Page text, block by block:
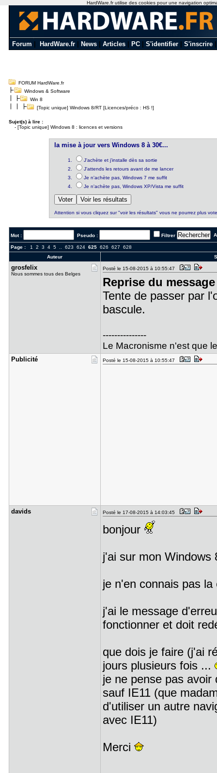
Forum HardWare.fr News Articles PC S'identifier S'inscrire
FORUM HardWare.fr
Windows & Software
Win 8
[Topic unique] Windows 8/RT [Licences/préco : HS !]
Sujet(s) à lire :
- [Topic unique] Windows 8 : licences et versions
la mise à jour vers Windows 8 à 30€...
J'achète et j'installe dès sa sortie
J'attends les retours avant de me lancer
Je n'achète pas, Windows 7 me suffit
Je n'achète pas, Windows XP/Vista me suffit
Attention si vous cliquez sur "voir les résultats" vous ne pourrez plus
Mot : Pseudo : Filtrer
Page : 1 2 3 4 5.. 623 624 625 626 627
628
Auteur
grosfelix
Nous sommes tous des Belges
Posté le 15-08-2015 à 10:55:47
Reprise du
Tente de passer par
bascule.
---------------
Le Macronisme n'est que
Publicité Posté le 15-08-2015 à 10:55:47
davids Posté le 17-08-2015 à 14:03:45
bonjour
j'ai sur mon
je n'en connais pas
j'ai le message
fonctionner et doit
que dois je faire (j'ai
jours plusieurs fois ...
je ne pense pas
sauf IE11 (que
d'utiliser un autre
avec IE11)
Merci
HardWare.fr utilise des cookies pour une navigation